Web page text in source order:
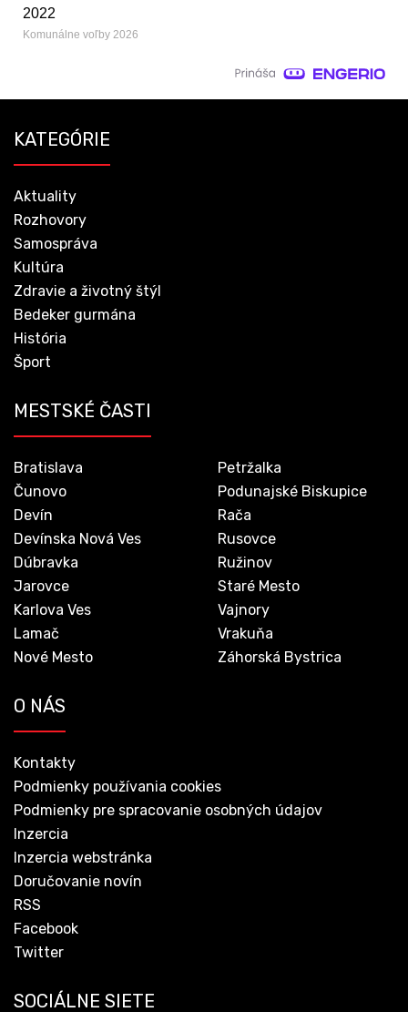
2022
Komunálne voľby 2026
KATEGÓRIE
Aktuality
Rozhovory
Samospráva
Kultúra
Zdravie a životný štýl
Bedeker gurmána
História
Šport
MESTSKÉ ČASTI
Bratislava
Čunovo
Devín
Devínska Nová Ves
Dúbravka
Jarovce
Karlova Ves
Lamač
Nové Mesto
Petržalka
Podunajské Biskupice
Rača
Rusovce
Ružinov
Staré Mesto
Vajnory
Vrakuňa
Záhorská Bystrica
O NÁS
Kontakty
Podmienky používania cookies
Podmienky pre spracovanie osobných údajov
Inzercia
Inzercia webstránka
Doručovanie novín
RSS
Facebook
Twitter
SOCIÁLNE SIETE